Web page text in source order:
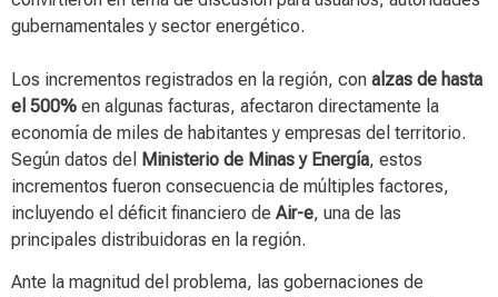
gubernamentales y sector energético.
Los incrementos registrados en la región, con alzas de hasta
el 500% en algunas facturas, afectaron directamente la
economía de miles de habitantes y empresas del territorio.
Según datos del Ministerio de Minas y Energía, estos
incrementos fueron consecuencia de múltiples factores,
incluyendo el déficit financiero de Air-e, una de las
principales distribuidoras en la región.
Ante la magnitud del problema, las gobernaciones de